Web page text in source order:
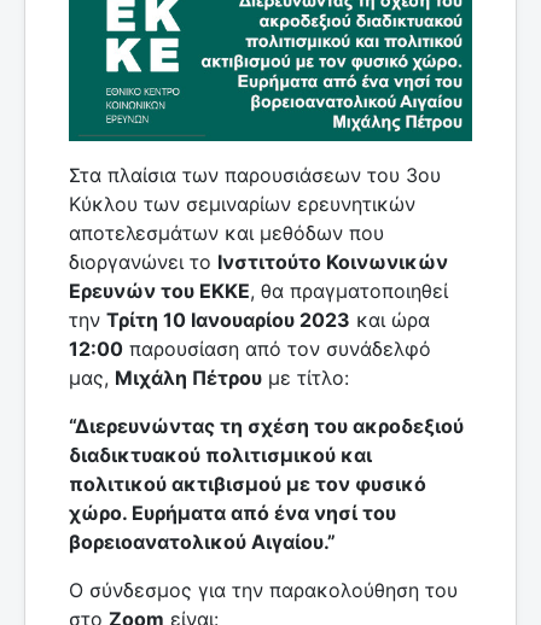
Στα πλαίσια των παρουσιάσεων του 3ου
Κύκλου των σεμιναρίων ερευνητικών
αποτελεσμάτων και μεθόδων που
διοργανώνει το Ινστιτούτο Κοινωνικών
Ερευνών του ΕΚΚΕ, θα πραγματοποιηθεί
την Τρίτη 10 Ιανουαρίου 2023 και ώρα
12:00 παρουσίαση από τον συνάδελφό
μας, Μιχάλη Πέτρου με τίτλο:
“Διερευνώντας τη σχέση του ακροδεξιού
διαδικτυακού πολιτισμικού και
πολιτικού ακτιβισμού με τον φυσικό
χώρο. Ευρήματα από ένα νησί του
βορειοανατολικού Αιγαίου.”
Ο σύνδεσμος για την παρακολούθηση του
στο Ζoom είναι: